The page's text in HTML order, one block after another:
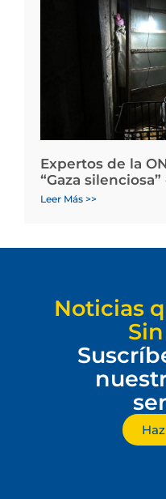
Expertos de la
“Gaza
Leer Más >>
Noticias